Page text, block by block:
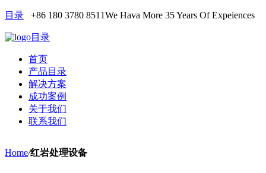
目录 +86 180 3780 8511We Hava More 35 Years Of Expeiences
目录
首页
产品目录
解决方案
成功案例
关于我们
联系我们
Home/红岩处理设备